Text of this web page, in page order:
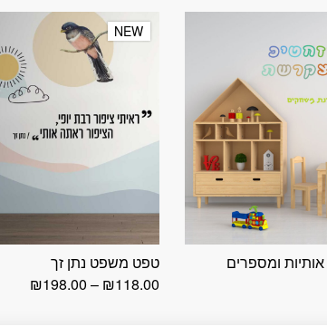
ומספרים
NEW
NEW
טפט משפט נתן זך
₪118.00
–
₪198.00